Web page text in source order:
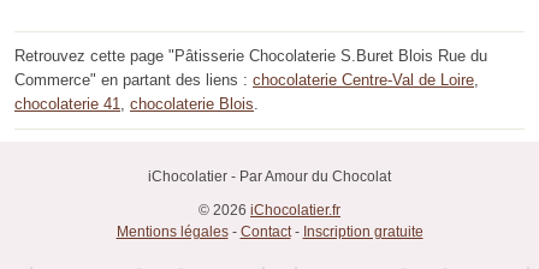
Retrouvez cette page "Pâtisserie Chocolaterie S.Buret Blois Rue du
Commerce" en partant des liens : chocolaterie Centre-Val de Loire,
chocolaterie 41, chocolaterie Blois.
iChocolatier - Par Amour du Chocolat
© 2026 iChocolatier.fr
Mentions légales- Contact- Inscription gratuite